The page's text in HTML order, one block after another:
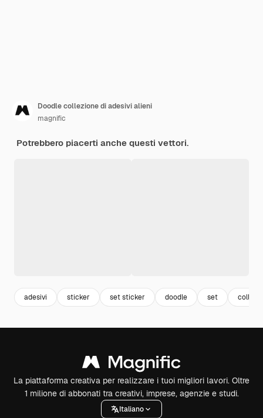
Doodle collezione di adesivi alieni
magnific
Potrebbero piacerti anche questi vettori.
adesivi sticker set sticker doodle set
La piattaforma creativa per realizzare i tuoi migliori lavori. Oltre
1 milione di abbonati tra creativi, imprese, agenzie e studi.
Italiano